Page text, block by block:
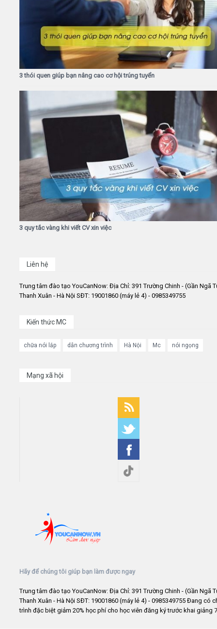
3 thói quen giúp bạn nâng cao cơ hội trúng tuyển
3 quy tắc vàng khi viết CV xin việc
Liên hệ
Trung tâm đào tạo YouCanNow: Địa Chỉ: 391 Trường Chinh - (Gần Ngã
Thanh Xuân - Hà Nội SĐT: 19001860 (máy lẻ 4) - 0985349755
Kiến thức MC
chữa nói lắp dẫn chương trình Hà Nội Mc nói ngọng
Mạng xã hội
Hãy để chúng tôi giúp bạn làm được ngay
Trung tâm đào tạo YouCanNow: Địa Chỉ: 391 Trường Chinh - (Gần Ngã
Thanh Xuân - Hà Nội SĐT: 19001860 (máy lẻ 4) - 0985349755 Đang có
trình đặc biệt giảm 20% học phí cho học viên đăng ký trước khai giảng